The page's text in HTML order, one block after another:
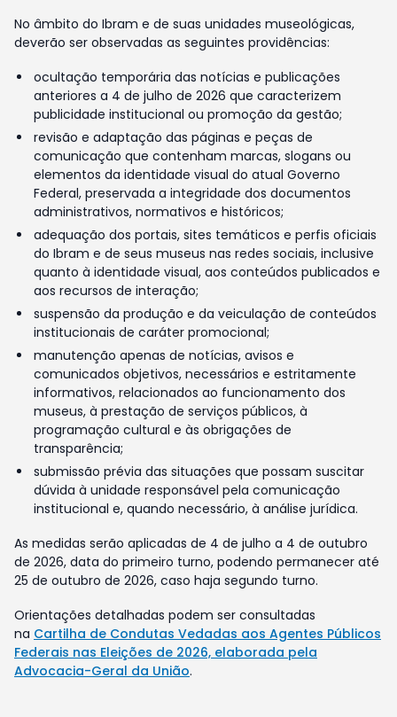
No âmbito do Ibram e de suas unidades museológicas,
deverão ser observadas as seguintes providências:
ocultação temporária das notícias e publicações
anteriores a 4 de julho de 2026 que caracterizem
publicidade institucional ou promoção da gestão;
revisão e adaptação das páginas e peças de
comunicação que contenham marcas, slogans ou
elementos da identidade visual do atual Governo
Federal, preservada a integridade dos documentos
administrativos, normativos e históricos;
adequação dos portais, sites temáticos e perfis oficiais
do Ibram e de seus museus nas redes sociais, inclusive
quanto à identidade visual, aos conteúdos publicados e
aos recursos de interação;
suspensão da produção e da veiculação de conteúdos
institucionais de caráter promocional;
manutenção apenas de notícias, avisos e
comunicados objetivos, necessários e estritamente
informativos, relacionados ao funcionamento dos
museus, à prestação de serviços públicos, à
programação cultural e às obrigações de
transparência;
submissão prévia das situações que possam suscitar
dúvida à unidade responsável pela comunicação
institucional e, quando necessário, à análise jurídica.
As medidas serão aplicadas de 4 de julho a 4 de outubro
de 2026, data do primeiro turno, podendo permanecer até
25 de outubro de 2026, caso haja segundo turno.
Orientações detalhadas podem ser consultadas
na Cartilha de Condutas Vedadas aos Agentes Públicos
Federais nas Eleições de 2026, elaborada pela
Advocacia-Geral da União.